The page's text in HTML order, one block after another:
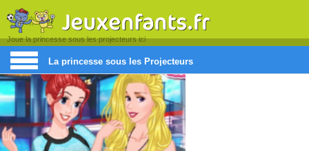
Joue la princesse sous les projecteurs ici
La princesse sous les Projecteurs